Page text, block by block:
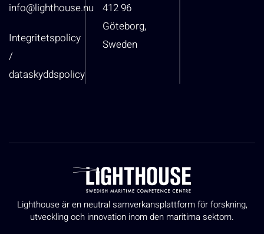
info@lighthouse.nu
Integritetspolicy
/
dataskyddspolicy
412 96
Göteborg,
Sweden
Lighthouse är en neutral samverkansplattform för forskning,
utveckling och innovation inom den maritima sektorn.